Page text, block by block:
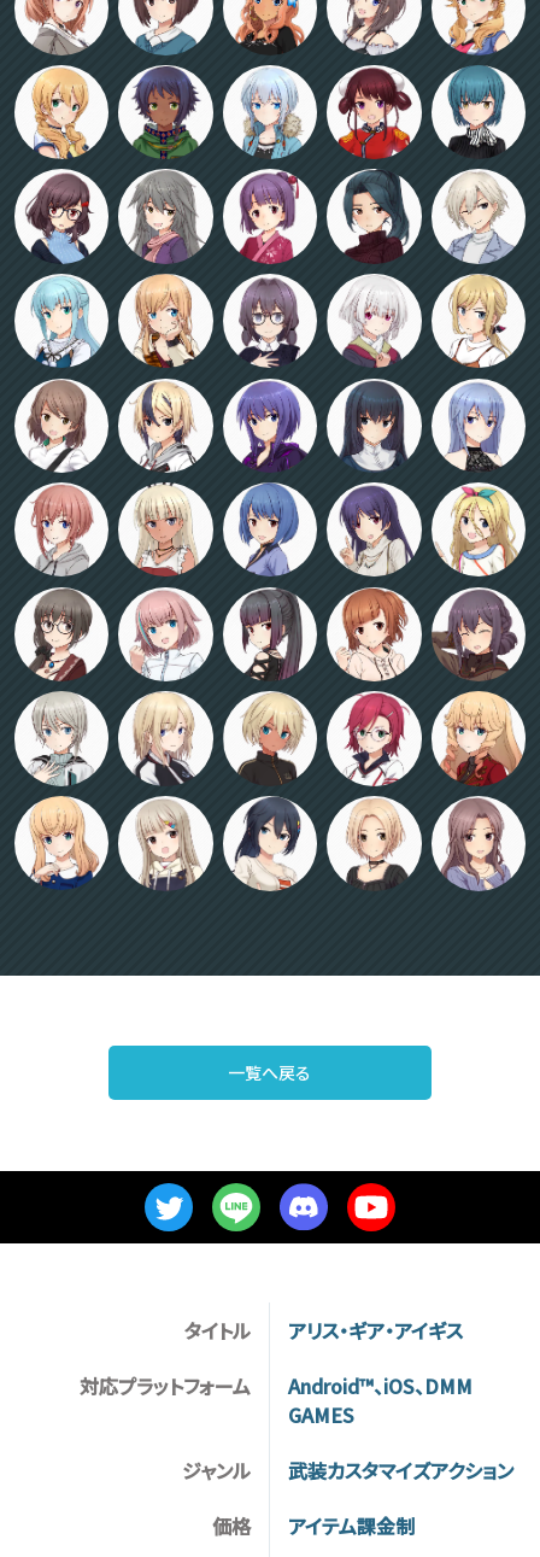
一覧へ戻る
タイトル
アリス・ギア・アイギス
対応プラットフォーム
Android™、iOS、DMM
GAMES
ジャンル
武装カスタマイズアクション
価格
アイテム課金制